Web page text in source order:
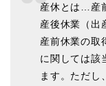
産休とは…産
産後休業（出
産前休業の取
に関しては該
ます。ただし